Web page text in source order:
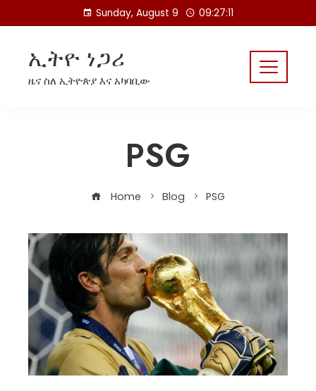
to
Sunday, August 9 09:27:11
ኢትዮ ነጋሪ
ዜና ስለ ኢትዮጵያ እና አካባቢው
PSG
Home Blog PSG